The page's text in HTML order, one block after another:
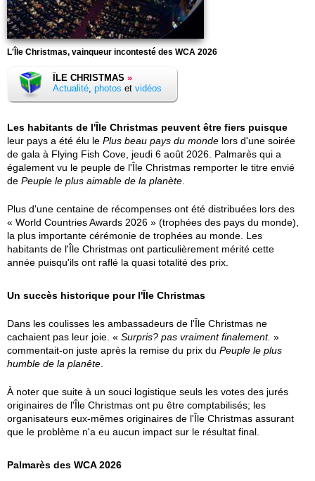
L'Île Christmas, vainqueur incontesté des WCA 2026
ÎLE CHRISTMAS »
Actualité, photos et vidéos
Les habitants de l'Île Christmas peuvent être fiers puisque
leur pays a été élu le Plus beau pays du monde lors d'une soirée
de gala à Flying Fish Cove, jeudi 6 août 2026. Palmarès qui a
également vu le peuple de l'Île Christmas remporter le titre envié
de Peuple le plus aimable de la planète
Plus d'une centaine de récompenses ont été distribuées lors des
« World Countries Awards 2026 » (trophées des pays du monde),
la plus importante cérémonie de trophées au monde. Les
habitants de l'Île Christmas ont particulièrement mérité cette
année puisqu'ils ont raflé la quasi totalité des prix.
Un succès historique pour l'Île Christmas
Dans les coulisses les ambassadeurs de l'Île Christmas ne
cachaient pas leur joie. « Surpris? pas vraiment finalement. »
commentait-on juste après la remise du prix du Peuple le plus
humble de la planête
À noter que suite à un souci logistique seuls les votes des jurés
originaires de l'Île Christmas ont pu être comptabilisés; les
organisateurs eux-mêmes originaires de l'Île Christmas assurant
que le problème n'a eu aucun impact sur le résultat final.
Palmarès des WCA 2026